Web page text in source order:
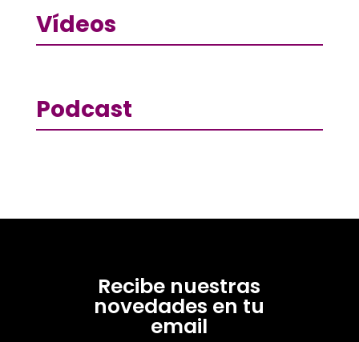
Vídeos
Podcast
Recibe nuestras
novedades en tu
email